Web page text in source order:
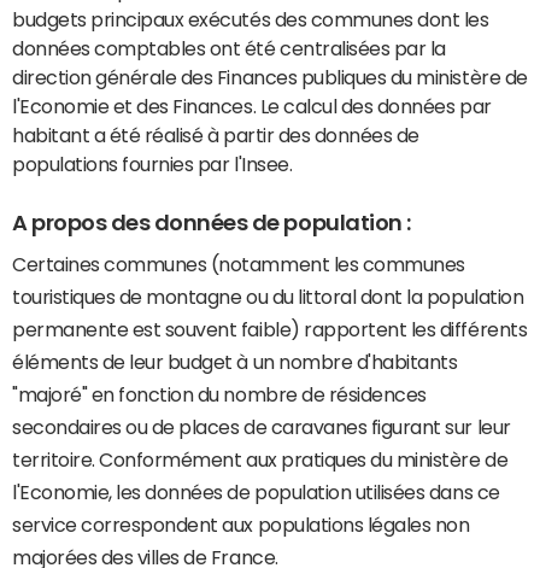
budgets principaux exécutés des communes dont les
données comptables ont été centralisées par la
direction générale des Finances publiques du ministère de
l'Economie et des Finances. Le calcul des données par
habitant a été réalisé à partir des données de
populations fournies par l'Insee.
A propos des données de population :
Certaines communes (notamment les communes
touristiques de montagne ou du littoral dont la population
permanente est souvent faible) rapportent les différents
éléments de leur budget à un nombre d'habitants
"majoré" en fonction du nombre de résidences
secondaires ou de places de caravanes figurant sur leur
territoire. Conformément aux pratiques du ministère de
l'Economie, les données de population utilisées dans ce
service correspondent aux populations légales non
majorées des villes de France.